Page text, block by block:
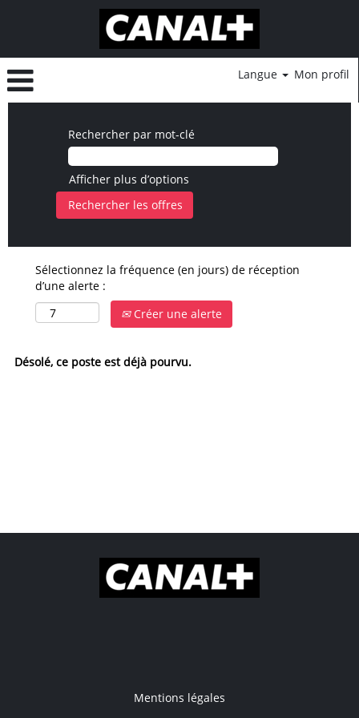
Langue Mon profil
Rechercher par mot-clé
Afficher plus d’options
Sélectionnez la fréquence (en jours) de réception
d’une alerte :
Créer une alerte
Désolé, ce poste est déjà pourvu.
Mentions légales